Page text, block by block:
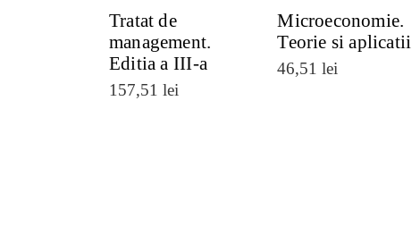
Tratat de
management.
Editia a III-a
157,51 lei
Microeconomie.
Teorie si aplicatii
46,51lei